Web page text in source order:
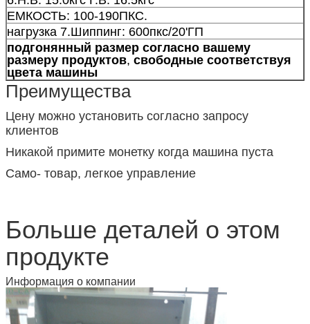
ЕМКОСТЬ: 100-190ПКС.
нагрузка 7.Шиппинг: 600пкс/20'ГП
подгонянный размер согласно вашему
размеру продуктов, свободные соответствуя
цвета машины
Преимущества
Цену можно установить согласно запросу
клиентов
Никакой примите монетку когда машина пуста
Само- товар, легкое управление
Больше деталей о этом
продукте
Информация о компании